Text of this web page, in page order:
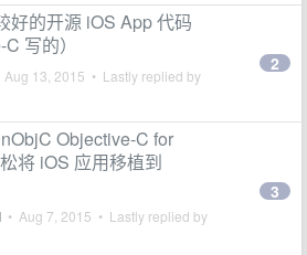
好的开源 iOS App 代码
写的）
Aug 13, 2015 • Lastly replied by
2
Objective-C for
将 iOS 应用移植到
• Aug 7, 2015 • Lastly replied by
3